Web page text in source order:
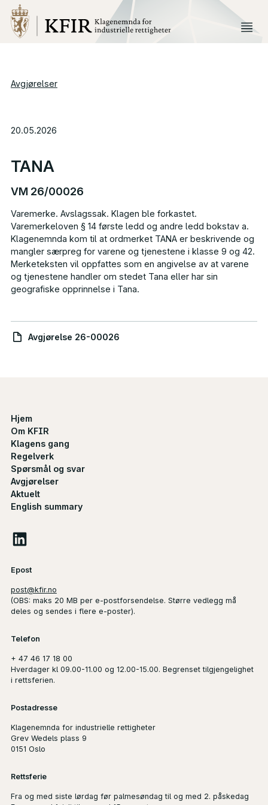
Avgjørelser
20.05.2026
TANA
VM 26/00026
Varemerke. Avslagssak. Klagen ble forkastet.
Varemerkeloven § 14 første ledd og andre ledd bokstav a.
Klagenemnda kom til at ordmerket TANAer beskrivende og
mangler særpreg for varene og tjenestene i klasse 9 og 42.
Merketeksten vil oppfattes som en angivelse av at varene
og tjenestene handler om stedet Tana eller har sin
geografiske opprinnelse i Tana.
Avgjørelse 26-00026
Hjem
Om KFIR
Klagens gang
Regelverk
Spørsmål og svar
Avgjørelser
Aktuelt
English summary
Epost
post@kfir.no
(OBS: maks 20 MB per e-postforsendelse. Større vedlegg må
deles og sendes i flere e-poster).
Telefon
+ 47 46 17 18 00
Hverdager kl 09.00-11.00 og 12.00-15.00. Begrenset tilgjengelighet
i rettsferien.
Postadresse
Klagenemnda for industrielle rettigheter
Grev Wedels plass 9
0151 Oslo
Rettsferie
Fra og med siste lørdag før palmesøndag til og med 2. påskedag